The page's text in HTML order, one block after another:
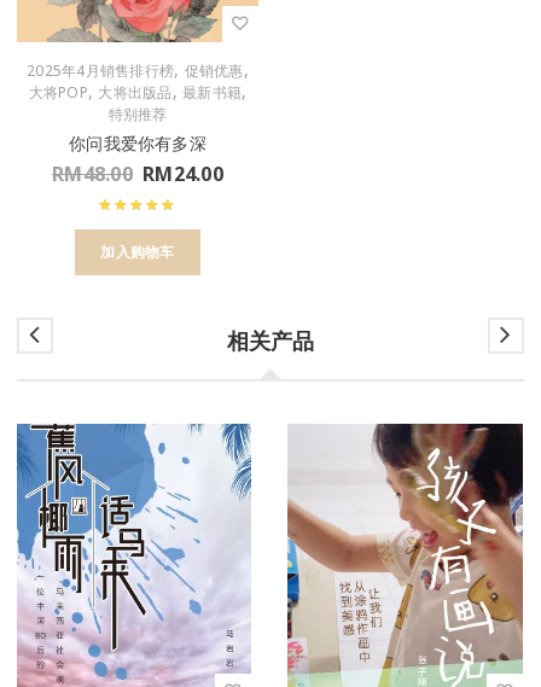
2025年4月销售排行榜, 促销优惠,
大将POP, 大将出版品,最新书籍,
特别推荐
你问我爱你有多深
RM48.00 RM24.00
加入购物车
相关产品